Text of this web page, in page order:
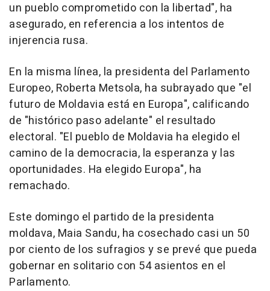
un pueblo comprometido con la libertad", ha
asegurado, en referencia a los intentos de
injerencia rusa.
En la misma línea, la presidenta del Parlamento
Europeo, Roberta Metsola, ha subrayado que "el
futuro de Moldavia está en Europa", calificando
de "histórico paso adelante" el resultado
electoral. "El pueblo de Moldavia ha elegido el
camino de la democracia, la esperanza y las
oportunidades. Ha elegido Europa", ha
remachado.
Este domingo el partido de la presidenta
moldava, Maia Sandu, ha cosechado casi un 50
por ciento de los sufragios y se prevé que pueda
gobernar en solitario con 54 asientos en el
Parlamento.